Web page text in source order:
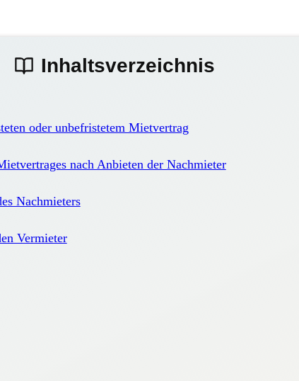
Inhaltsverzeichnis
oder unbefristetem Mietvertrag
nach Anbieten der Nachmieter
Nachmieters
Vermieter